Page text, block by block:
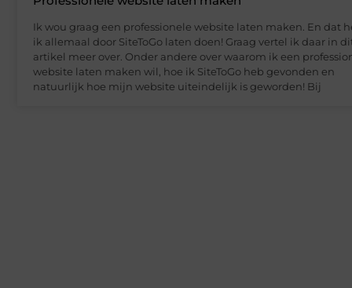
Ik wou graag een professionele website laten maken. En dat
ik allemaal door SiteToGo laten doen! Graag vertel ik daar in
artikel meer over. Onder andere over waarom ik een
website laten maken wil, hoe ik SiteToGo heb gevonden en
natuurlijk hoe mijn website uiteindelijk is geworden! Bij